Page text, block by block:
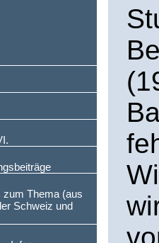
zum Thema (aus
Schweiz und